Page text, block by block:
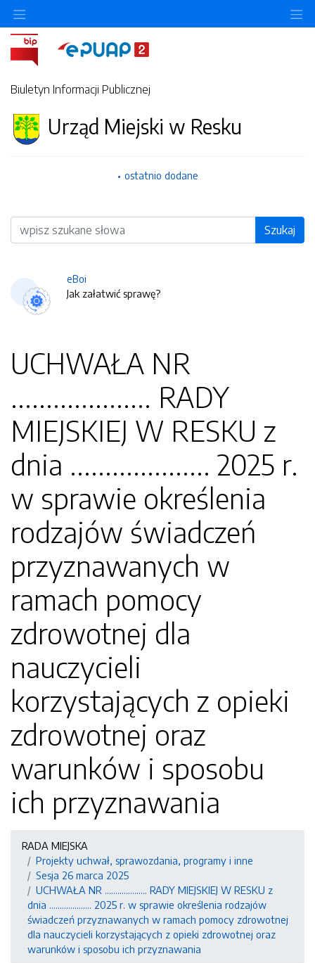
Biuletyn Informacji Publicznej
Urząd Miejski w Resku
ostatnio dodane
Wyszukiwarka Szukaj
eBoi
Jak załatwić sprawę?
UCHWAŁA NR
.................... RADY
MIEJSKIEJ W RESKU z
dnia .................... 2025 r.
w sprawie określenia
rodzajów świadczeń
przyznawanych w
ramach pomocy
zdrowotnej dla
nauczycieli
korzystających z opieki
zdrowotnej oraz
warunków i sposobu
ich przyznawania
RADA MIEJSKA
Projekty uchwał, sprawozdania, programy i inne
Sesja 26 marca 2025
UCHWAŁA NR .................... RADY MIEJSKIEJ W RESKU z
dnia .................... 2025 r. w sprawie określenia rodzajów
świadczeń przyznawanych w ramach pomocy zdrowotnej
dla nauczycieli korzystających z opieki zdrowotnej oraz
warunków i sposobu ich przyznawania